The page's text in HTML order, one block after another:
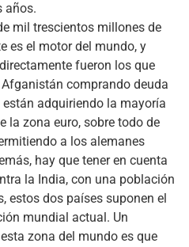
años.
mil trescientos millones de
es el motor del mundo, y
fueron los que
comprando deuda
están adquiriendo la mayoría
la zona euro, sobre todo de
a los alemanes
hay que tener en cuenta
la India, con una población
estos dos países suponen el
mundial actual. Un
zona del mundo es que